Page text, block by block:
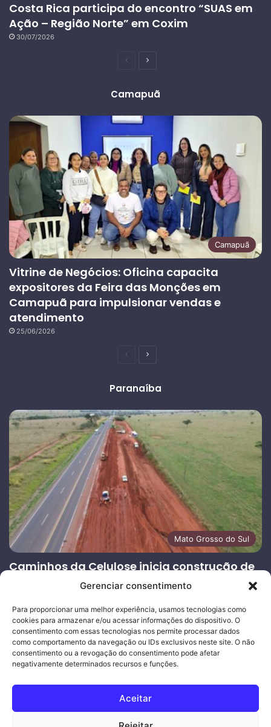
Gerenciar consentimento
Para proporcionar uma melhor experiência, usamos tecnologias como
cookies para armazenar e/ou acessar informações do dispositivo. O
consentimento com essas tecnologias nos permite processar dados
como comportamento da navegação ou IDs exclusivos neste site. O não
consentimento ou a revogação do consentimento pode afetar
negativamente determinados recursos e funções.
Aceitar
Costa Rica participa do encontro “SUAS em
Ação – Região Norte” em Coxim
30/07/2026
PáginaPróxima
Camapuã
Camapuã
Vitrine de Negócios: Oficina capacita
expositores da Feira das Monções em
Camapuã para impulsionar vendas e
atendimento
25/06/2026
PáginaPróxima
Paranaíba
Mato Grosso do Sul
Caminhos da Celulose inicia construção de
13 bases de atendimento ao usuário nas
27/07/2026
Página
anterior
Próxima
página
Ouro Empresas- Desenvolvimento Web
© Copyright 2026, Todos os direitos reservados |
Joeber Garcia